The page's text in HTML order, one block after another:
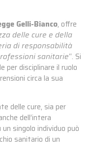
Gelli-Bianco, offre
delle cure e della
di responsabilità
sanitarie“. Si
disciplinare il ruolo
circa la sua
delle cure, sia per
dell’intera
singolo individuo può
sanitario di un